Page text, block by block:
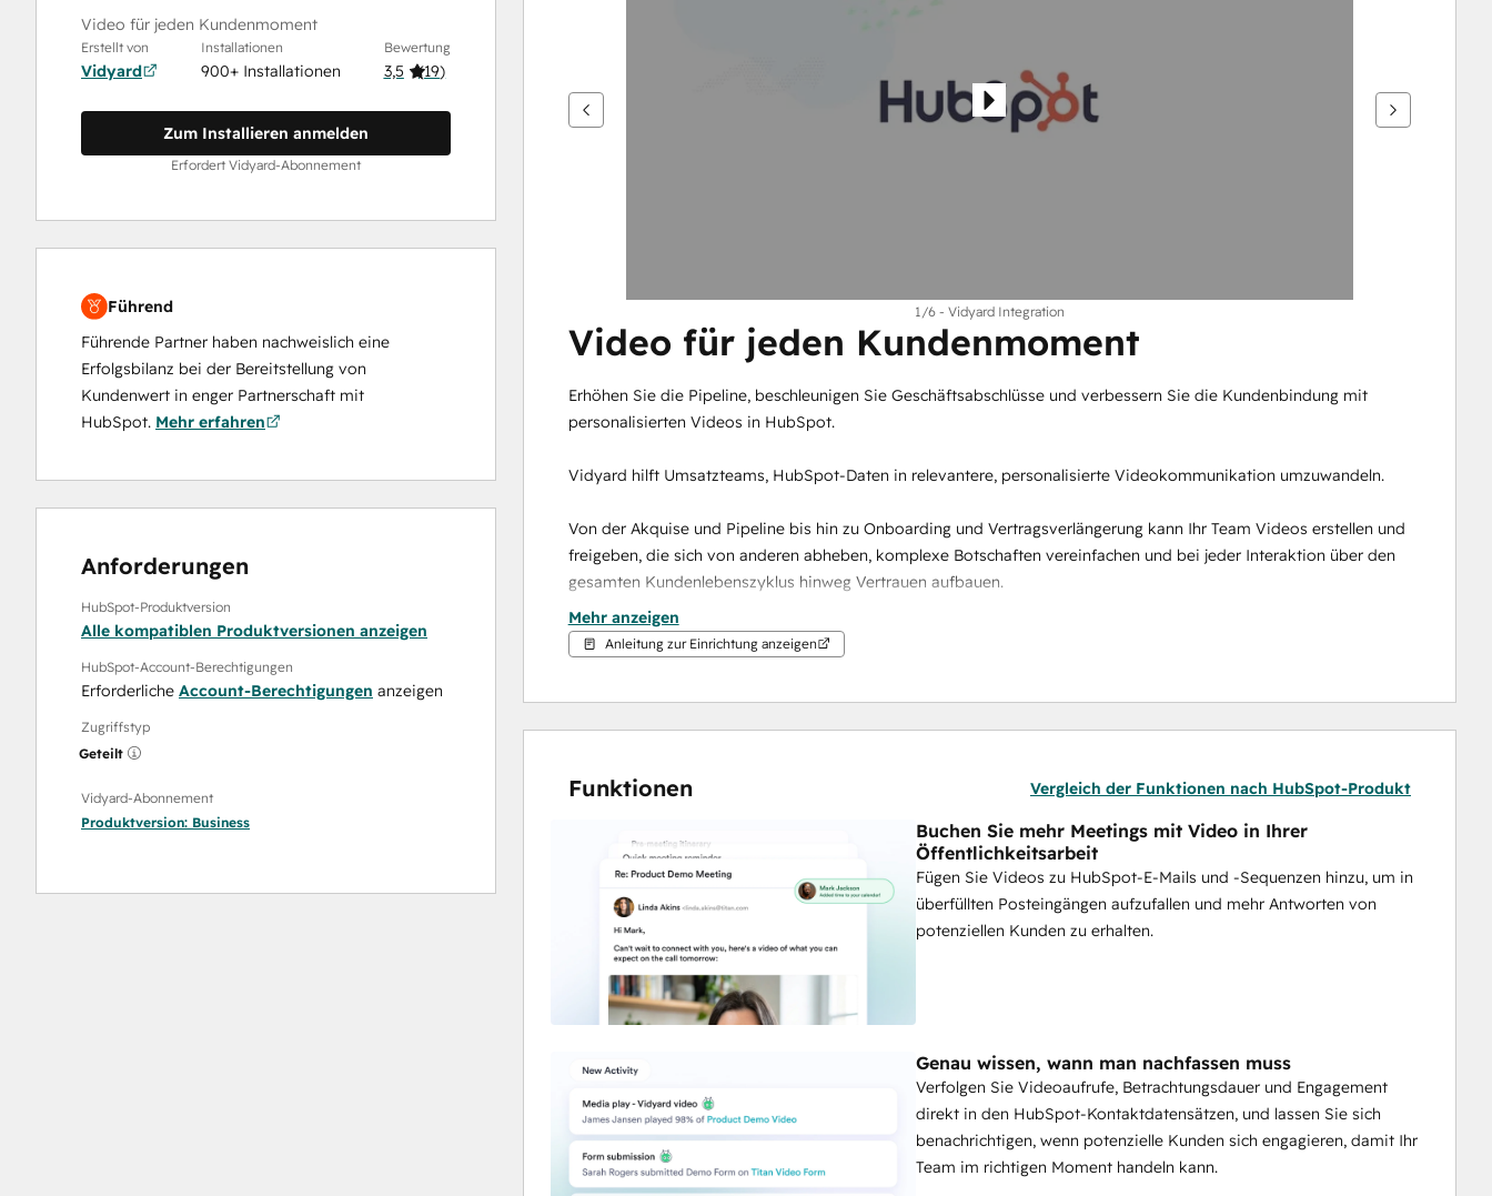
Video für jeden Kundenmoment
Erstellt von
Vidyard
Installationen
900+ Installationen
Bewertung
3,5 (19)
Zum Installieren anmelden
Erfordert Vidyard-Abonnement
Führend
Führende Partner haben nachweislich eine
Erfolgsbilanz bei der Bereitstellung von
Kundenwert in enger Partnerschaft mit
HubSpot. Mehr erfahren
Anforderungen
HubSpot-Produktversion
Alle kompatiblen Produktversionen anzeigen
HubSpot-Account-Berechtigungen
Erforderliche Account-Berechtigungen anzeigen
Zugriffstyp
Geteilt
Vidyard-Abonnement
Produktversion: Business
anzuzeigen
1/6 - Vidyard Integration
Video für jeden Kundenmoment
Erhöhen Sie die Pipeline, beschleunigen Sie Geschäftsabschlüsse und verbessern Sie die Kundenbindung mit
personalisierten Videos in HubSpot.
Vidyard hilft Umsatzteams, HubSpot-Daten in relevantere, personalisierte Videokommunikation umzuwandeln.
Von der Akquise und Pipeline bis hin zu Onboarding und Vertragsverlängerung kann Ihr Team Videos erstellen und
freigeben, die sich von anderen abheben, komplexe Botschaften vereinfachen und bei jeder Interaktion über den
gesamten Kundenlebenszyklus hinweg Vertrauen aufbauen.
Verfolgen Sie das Engagement direkt in HubSpot, um zu sehen, wer sich die Videos ansieht, um die
Nachverfolgung zu priorisieren und um zu messen, welche Ergebnisse erzielt werden.
Mehr anzeigen
Anleitung zur Einrichtung anzeigen
Funktionen Vergleich der Funktionen nach HubSpot-Produkt
Buchen Sie mehr Meetings mit Video in Ihrer
Öffentlichkeitsarbeit
Fügen Sie Videos zu HubSpot-E-Mails und -Sequenzen hinzu, um in
überfüllten Posteingängen aufzufallen und mehr Antworten von
potenziellen Kunden zu erhalten.
Genau wissen, wann man nachfassen muss
Verfolgen Sie Videoaufrufe, Betrachtungsdauer und Engagement
direkt in den HubSpot-Kontaktdatensätzen, und lassen Sie sich
benachrichtigen, wenn potenzielle Kunden sich engagieren, damit Ihr
Team im richtigen Moment handeln kann.